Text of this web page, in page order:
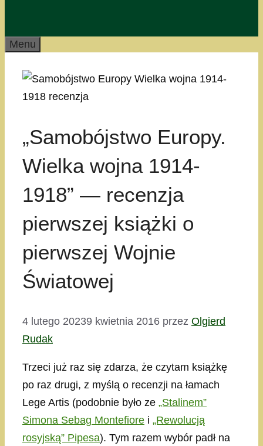
Menu
„Samobójstwo Europy.
Wielka wojna 1914-
1918” — recenzja
pierwszej książki o
pierwszej Wojnie
Światowej
4 lutego 20239 kwietnia 2016 przez Olgierd
Rudak
Trzeci już raz się zdarza, że czytam książkę
po raz drugi, z myślą o recenzji na łamach
Lege Artis (podobnie było ze „Stalinem”
Simona Sebag Montefiore i „Rewolucją
rosyjską” Pipesa). Tym razem wybór padł na